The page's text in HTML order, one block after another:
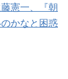
憲一、『朝
かなと困惑